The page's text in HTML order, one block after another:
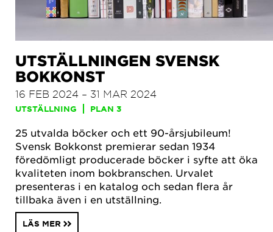
UTSTÄLLNINGEN SVENSK
BOKKONST
16 FEB 2024 – 31 MAR 2024
UTSTÄLLNING PLAN 3
25 utvalda böcker och ett 90-årsjubileum!
Svensk Bokkonst premierar sedan 1934
föredömligt producerade böcker i syfte att öka
kvaliteten inom bokbranschen. Urvalet
presenteras i en katalog och sedan flera år
tillbaka även i en utställning.
LÄS MER